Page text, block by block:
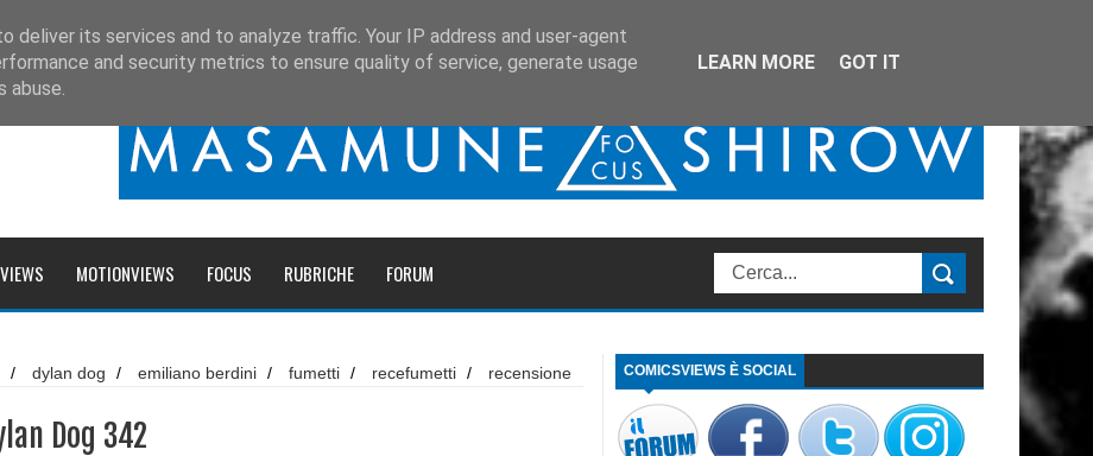
e altri racconti
MOTIONVIEWS FOCUS RUBRICHE FORUM
/ dylan dog / emiliano berdini / fumetti / recefumetti /
recensione
Dog 342
COMICSVIEWS È SOCIAL
deliver its services and to analyze traffic. Your IP address and user-agent
and security metrics to ensure quality of service, generate usage
abuse.
LEARN MORE GOT IT